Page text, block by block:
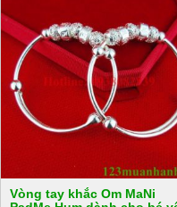
Vòng tay khắc Om MaNi